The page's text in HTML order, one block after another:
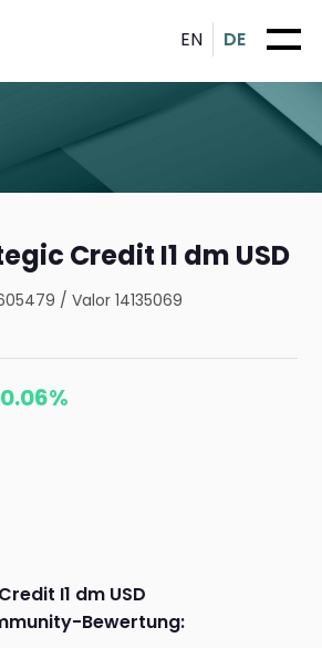
EN DE
Credit I1 dm USD
/Valor 14135069
I1 dm USD
Bewertung: